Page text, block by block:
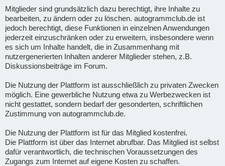
Mitglieder sind grundsätzlich dazu berechtigt, ihre Inhalte zu
bearbeiten, zu ändern oder zu löschen. autogrammclub.de ist
jedoch berechtigt, diese Funktionen in einzelnen Anwendungen
jederzeit einzuschränken oder zu erweitern, insbesondere wenn
es sich um Inhalte handelt, die in Zusammenhang mit
nutzergenerierten Inhalten anderer Mitglieder stehen, z.B.
Diskussionsbeiträge im Forum.
Die Nutzung der Plattform ist ausschließlich zu privaten Zwecken
möglich. Eine gewerbliche Nutzung etwa zu Werbezwecken ist
nicht gestattet, sondern bedarf der gesonderten, schriftlichen
Zustimmung von autogrammclub.de.
Die Nutzung der Plattform ist für das Mitglied kostenfrei.
Die Plattform ist über das Internet abrufbar. Das Mitglied ist selbst
dafür verantwortlich, die technischen Voraussetzungen des
Zugangs zum Internet auf eigene Kosten zu schaffen.